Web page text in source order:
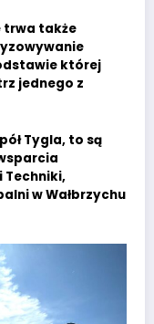
trwa także
której
jednego z
Tygla, to są
Techniki,
w Wałbrzychu